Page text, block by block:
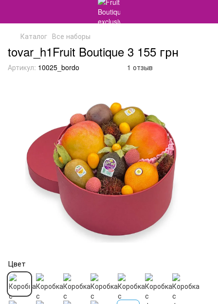
Каталог Все наборы
tovar_h1Fruit Boutique 3 155 грн
Артикул: 10025_bordo 1 отзыв
Цвет